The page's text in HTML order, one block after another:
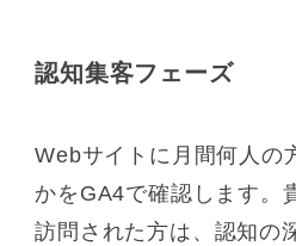
認知集客フェーズ
Webサイトに月間何人の
かをGA4で確認します。
訪問された方は、認知の